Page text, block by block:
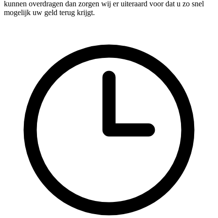
kunnen overdragen dan zorgen wij er uiteraard voor dat u zo snel
mogelijk uw geld terug krijgt.